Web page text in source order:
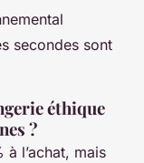
secondes sont
éthique
?
l’achat, mais